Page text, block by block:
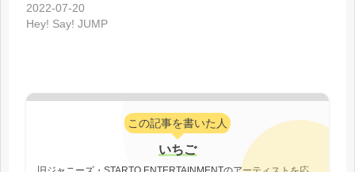
2022-07-20
Hey! Say! JUMP
この記事を書いた人
いちご
旧ジャニーズ・STARTO ENTERTAINMENTのアーティストを応